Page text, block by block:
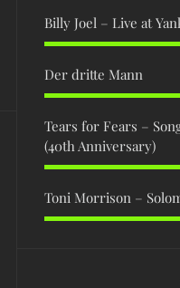
Billy Joel – Live at
Der dritte Mann
Tears for Fears –
(40th Anniversary)
Toni Morrison –